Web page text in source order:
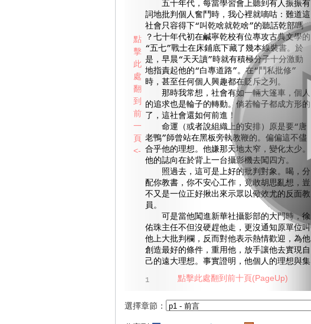
五十年代，每當學習會上聽到有人振振有
詞地批判個人奮鬥時，我心裡就嘀咕：難道這
社會只容得下“叫乾啥就乾啥”的聽話乾部嗎
？七十年代初在鹹寧乾校有位專攻古典文學的
“五七”戰士在床鋪底下藏了幾本線裝書。於
是，早晨“天天讀”時就有積極分子十分激動
地指責起他的“白專道路”。在“鬥私批修”
時，甚至任何個人興趣都在貶斥之列。
那時我常想，社會有如一輛大篷車，個人
的追求也是輪子的轉動。倘若輪子都成方形的
了，這社會還如何前進！
命運（或者說組織上的安排）原是要“唐
老鴨”師曾站在黑板旁執教鞭的。偏偏這不儘
合乎他的理想。他嫌那天地太窄，變化太少。
他的誌向在於背上一台攝影機去闖四方。
照過去，這可是上好的批判對象。喝，分
配你教書，你不安心工作，竟敢胡思亂想，豈
不又是一位正好揪出來示眾以儆效尤的反面教
員。
可是當他闖進新華社攝影部的大門時，徐
佑珠主任不但沒硬趕他走，更沒通知原單位叫
他上大批判欄，反而對他表示熱情歡迎，為他
創造最好的條件，重用他，放手讓他去實現自
己的遠大理想。事實證明，他個人的理想與集
1
選擇章節：
點擊此處翻到前十頁(PageUp)
點
擊
此
處
翻
到
前
一
頁
<-